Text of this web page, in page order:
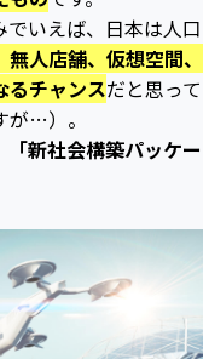
いえば、日本は人口
人店舗、仮想空間、
るチャンスだと思って
が…）。
「新社会構築パッケー